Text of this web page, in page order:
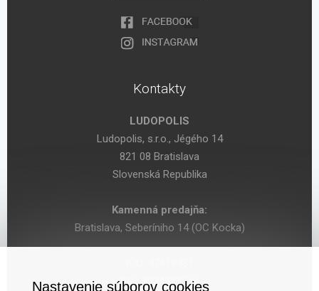
Kontakty
LUDOPOLIS
Ludopolis, s.r.o., Jégého 14
821 08 Bratislava
Slovenská Republika
Kamenná predajňa:
Bratislava, Seberíniho 14 (OC Kocka)
DIČ: 2024029755
Nastavenie súborov cookies